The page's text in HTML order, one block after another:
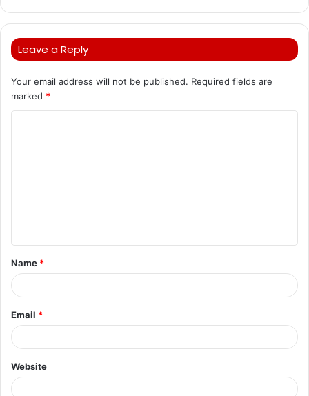
Leave a Reply
Your email address will not be published. Required fields are
marked *
t
*
Name *
Email *
Website